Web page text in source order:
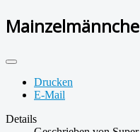
Drucken
E-Mail
Details